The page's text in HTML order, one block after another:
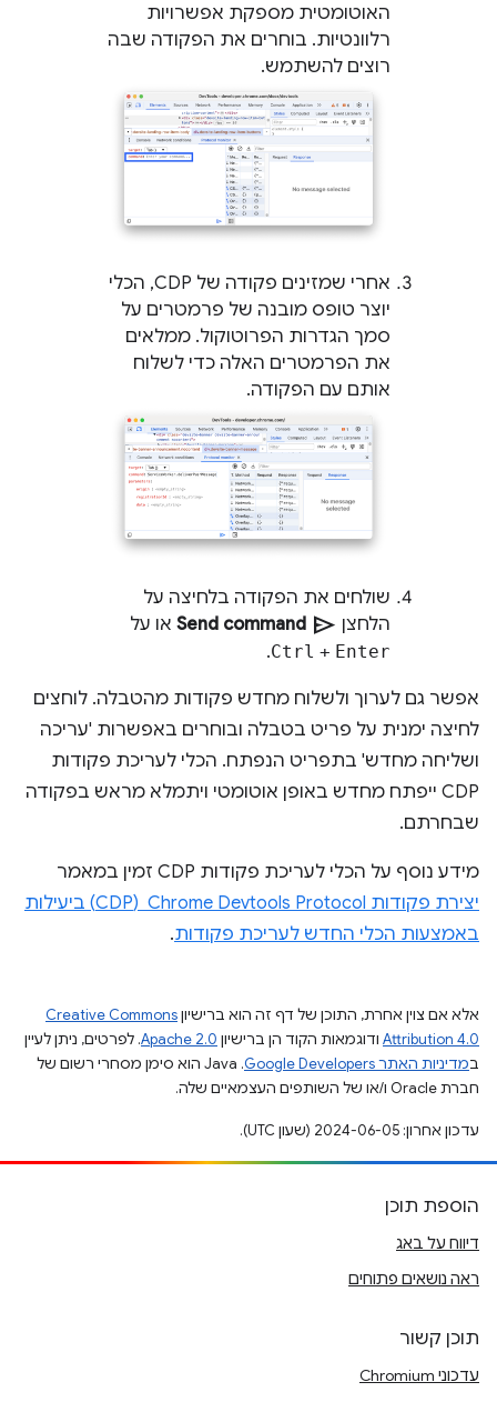
האוטומטית מספקת אפשרויות
רלוונטיות. בוחרים את הפקודה שבה
רוצים להשתמש.
אחרי שמזינים פקודה של CDP, הכלי
יוצר טופס מובנה של פרמטרים על
סמך הגדרות הפרוטוקול. ממלאים
את הפרמטרים האלה כדי לשלוח
אותם עם הפקודה.
שולחים את הפקודה בלחיצה על
הלחצן send
Send command או על
Ctrl + Enter
.
אפשר גם לערוך ולשלוח מחדש פקודות מהטבלה. לוחצים
לחיצה ימנית על פריט בטבלה ובוחרים באפשרות 'עריכה
ושליחה מחדש' בתפריט הנפתח. הכלי לעריכת פקודות
CDP ייפתח מחדש באופן אוטומטי ויתמלא מראש בפקודה
שבחרתם.
מידע נוסף על הכלי לעריכת פקודות CDP זמין במאמר
יצירת פקודות Chrome Devtools Protocol ‏ (CDP) ביעילות
באמצעות הכלי החדש לעריכת פקודות.
אלא אם צוין אחרת, התוכן של דף זה הוא ברישיוןCreative Commons
Attribution 4.0 ודוגמאות הקוד הן ברישיון Apache 2.0. לפרטים, ניתן לעיין
במדיניות האתר Google Developers‏
.‏ Java הוא סימן מסחרי רשום של
חברת Oracle ו/או של השותפים העצמאיים שלה.
עדכון אחרון: 2024-06-05 (שעון UTC).
הוספת תוכן
דיווח על באג
ראה נושאים פתוחים
תוכן קשור
עדכוני Chromium